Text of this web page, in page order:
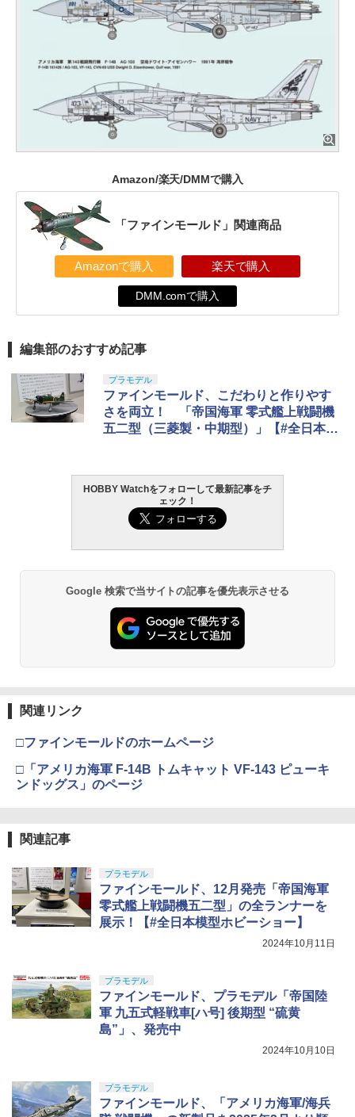
Amazon/楽天/DMMで購入
「ファインモールド」関連商品
Amazonで購入 楽天で購入
DMM.comで購入
編集部のおすすめ記事
プラモデル
ファインモールド、こだわりと作りやす
さを両立！ 「帝国海軍 零式艦上戦闘機
五二型（三菱製・中期型）」【#全日本模
HOBBY Watchをフォローして最新記事をチ
ェック！
Google 検索で当サイトの記事を優先表示させる
関連リンク
□ファインモールドのホームページ
□「アメリカ海軍 F-14B トムキャット VF-143 ピューキ
ンドッグス」のページ
関連記事
プラモデル
ファインモールド、12月発売「帝国海軍
零式艦上戦闘機五二型」の全ランナーを
展示！【#全日本模型ホビーショー】
2024年10月11日
プラモデル
ファインモールド、プラモデル「帝国陸
軍 九五式軽戦車[ハ号] 後期型 “硫黄
島”」、発売中
2024年10月10日
プラモデル
ファインモールド、「アメリカ海軍/海兵